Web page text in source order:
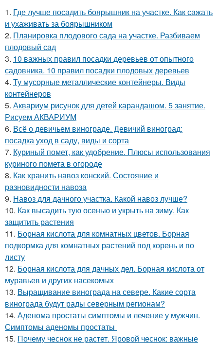
1. Где лучше посадить боярышник на участке. Как сажать
и ухаживать за боярышником
2. Планировка плодового сада на участке. Разбиваем
плодовый сад
3. 10 важных правил посадки деревьев от опытного
садовника. 10 правил посадки плодовых деревьев
4. Ту мусорные металлические контейнеры. Виды
контейнеров
5. Аквариум рисунок для детей карандашом. 5 занятие.
Рисуем АКВАРИУМ
6. Всё о девичьем винограде. Девичий виноград:
посадка уход в саду, виды и сорта
7. Куриный помет, как удобрение. Плюсы использования
куриного помета в огороде
8. Как хранить навоз конский. Состояние и
разновидности навоза
9. Навоз для дачного участка. Какой навоз лучше?
10. Как высадить тую осенью и укрыть на зиму. Как
защитить растения
11. Борная кислота для комнатных цветов. Борная
подкормка для комнатных растений под корень и по
листу
12. Борная кислота для дачных дел. Борная кислота от
муравьев и других насекомых
13. Выращивание винограда на севере. Какие сорта
винограда будут рады северным регионам?
14. Аденома простаты симптомы и лечение у мужчин.
Симптомы аденомы простаты
15. Почему чеснок не растет. Яровой чеснок: важные